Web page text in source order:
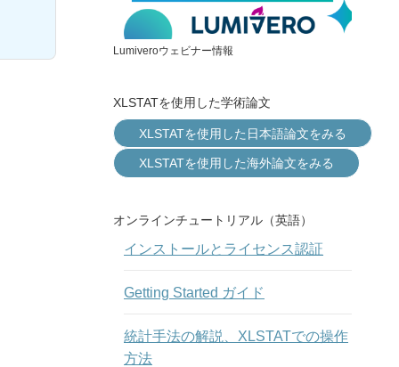
Lumiveroウェビナー情報
XLSTATを使用した学術論文
XLSTATを使用した日本語論文をみる
XLSTATを使用した海外論文をみる
オンラインチュートリアル（英語）
インストールとライセンス認証
Getting Started ガイド
統計手法の解説、XLSTATでの操作
方法